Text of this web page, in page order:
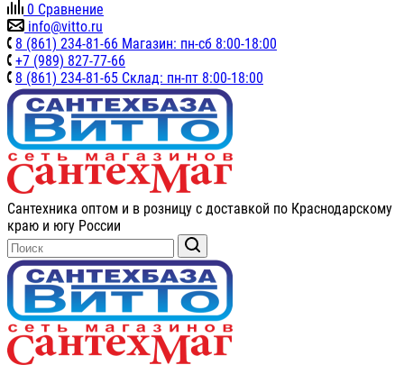
0 Сравнение
info@vitto.ru
8 (861) 234-81-66 Магазин: пн-сб 8:00-18:00
+7 (989) 827-77-66
8 (861) 234-81-65 Склад: пн-пт 8:00-18:00
Сантехника оптом и в розницу с доставкой по Краснодарскому
краю и югу России